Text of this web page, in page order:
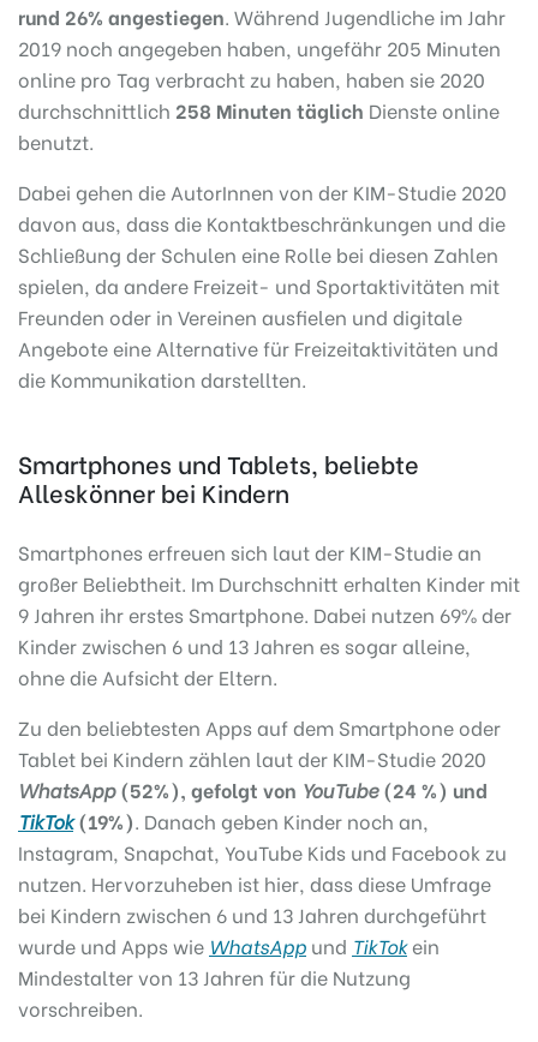
rund 26% angestiegen. Während Jugendliche im Jahr
2019 noch angegeben haben, ungefähr 205 Minuten
online pro Tag verbracht zu haben, haben sie 2020
durchschnittlich 258 Minuten täglich Dienste online
benutzt.
Dabei gehen die AutorInnen von der KIM-Studie 2020
davon aus, dass die Kontaktbeschränkungen und die
Schließung der Schulen eine Rolle bei diesen Zahlen
spielen, da andere Freizeit- und Sportaktivitäten mit
Freunden oder in Vereinen ausfielen und digitale
Angebote eine Alternative für Freizeitaktivitäten und
die Kommunikation darstellten.
Smartphones und Tablets, beliebte
Alleskönner bei Kindern
Smartphones erfreuen sich laut der KIM-Studie an
großer Beliebtheit. Im Durchschnitt erhalten Kinder mit
9 Jahren ihr erstes Smartphone. Dabei nutzen 69% der
Kinder zwischen 6 und 13 Jahren es sogar alleine,
ohne die Aufsicht der Eltern.
Zu den beliebtesten Apps auf dem Smartphone oder
Tablet bei Kindern zählen laut der KIM-Studie 2020
WhatsApp(52%), gefolgt von YouTube(24 %) und
TikTok(19%). Danach geben Kinder noch an,
Instagram, Snapchat, YouTube Kids und Facebook zu
nutzen. Hervorzuheben ist hier, dass diese Umfrage
bei Kindern zwischen 6 und 13 Jahren durchgeführt
wurde und Apps wie WhatsApp und TikTokein
Mindestalter von 13 Jahren für die Nutzung
vorschreiben.